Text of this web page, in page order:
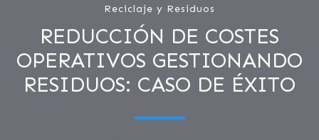
Reciclaje y Residuos
REDUCCIÓN DE COSTES
OPERATIVOS GESTIONANDO
RESIDUOS: CASO DE ÉXITO